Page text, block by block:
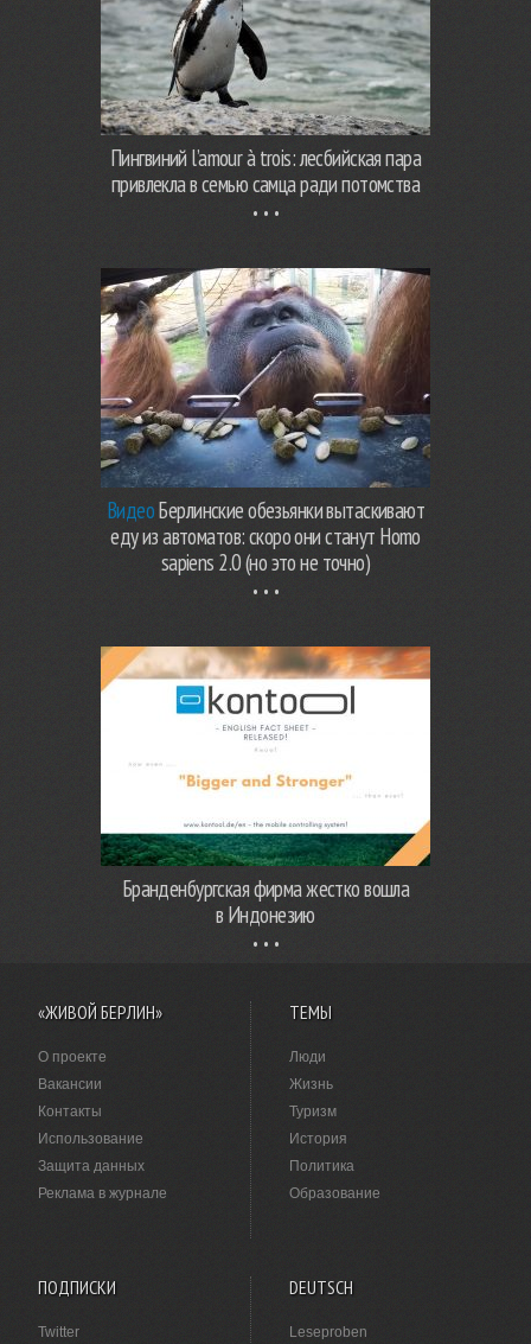
Пингвиний l’amour à trois: лесбийская пара
привлекла в семью самца ради потомства
ВидеоБерлинские обезьянки вытаскивают
еду из автоматов: скоро они станут Homo
sapiens 2.0 (но это не точно)
Бранденбургская фирма жестко вошла
в Индонезию
«ЖИВОЙ БЕРЛИН»
О проекте
Вакансии
Контакты
Использование
Защита данных
Реклама в журнале
ТЕМЫ
Люди
Жизнь
Туризм
История
Политика
Образование
ПОДПИСКИ
Twitter
DEUTSCH
Leseproben